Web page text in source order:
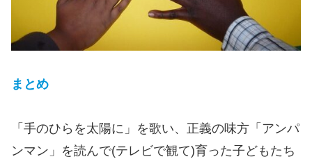
まとめ
「手のひらを太陽に」を歌い、正義の味方「アンパ
ンマン」を読んで(テレビで観て)育った子どもたち